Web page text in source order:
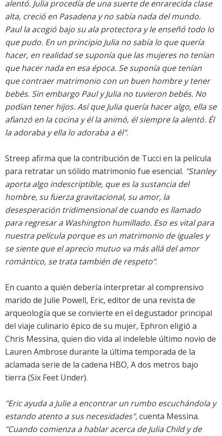
alentó. Julia procedía de una suerte de enrarecida clase
alta, creció en Pasadena y no sabía nada del mundo.
Paul la acogió bajo su ala protectora y le enseñó todo lo
que pudo. En un principio Julia no sabía lo que quería
hacer, en realidad se suponía que las mujeres no tenían
que hacer nada en esa época. Se suponía que tenían
que contraer matrimonio con un buen hombre y tener
bebés. Sin embargo Paul y Julia no tuvieron bebés. No
podían tener hijos. Así que Julia quería hacer algo, ella se
afianzó en la cocina y él la animó, él siempre la alentó. Él
la adoraba y ella lo adoraba a él".
Streep afirma que la contribución de Tucci en la película
para retratar un sólido matrimonio fue esencial. "Stanley
aporta algo indescriptible, que es la sustancia del
hombre, su fuerza gravitacional, su amor, la
desesperación tridimensional de cuando es llamado
para regresar a Washington humillado. Eso es vital para
nuestra película porque es un matrimonio de iguales y
se siente que el aprecio mutuo va más allá del amor
romántico, se trata también de respeto".
En cuanto a quién debería interpretar al comprensivo
marido de Julie Powell, Eric, editor de una revista de
arqueología que se convierte en el degustador principal
del viaje culinario épico de su mujer, Ephron eligió a
Chris Messina, quien dio vida al indeleble último novio de
Lauren Ambrose durante la última temporada de la
aclamada serie de la cadena HBO, A dos metros bajo
tierra (Six Feet Under).
"Eric ayuda a Julie a encontrar un rumbo escuchándola y
estando atento a sus necesidades", cuenta Messina.
"Cuando comienza a hablar acerca de Julia Child y de